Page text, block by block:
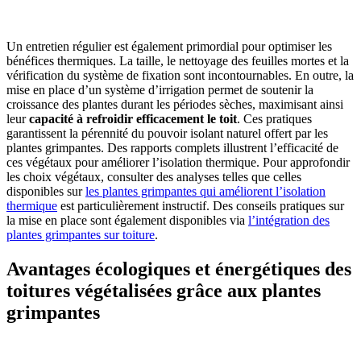
Un entretien régulier est également primordial pour optimiser les
bénéfices thermiques. La taille, le nettoyage des feuilles mortes et la
vérification du système de fixation sont incontournables. En outre, la
mise en place d’un système d’irrigation permet de soutenir la
croissance des plantes durant les périodes sèches, maximisant ainsi
leurcapacité à refroidir efficacement le toit. Ces pratiques
garantissent la pérennité du pouvoir isolant naturel offert par les
plantes grimpantes. Des rapports complets illustrent l’efficacité de
ces végétaux pour améliorer l’isolation thermique. Pour approfondir
les choix végétaux, consulter des analyses telles que celles
disponibles surles plantes grimpantes qui améliorent l’isolation
thermique est particulièrement instructif. Des conseils pratiques sur
la mise en place sont également disponibles via l’intégration des
plantes grimpantes sur toiture.
Avantages écologiques et énergétiques des
toitures végétalisées grâce aux plantes
grimpantes